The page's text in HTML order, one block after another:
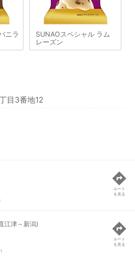
ニラ
SUNAOスペシャル ラム
レーズン
目3番地12
ルート
を見る
江津～新潟)
ルート
を見る